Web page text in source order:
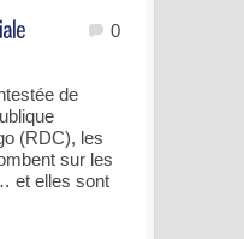
0
de
(RDC), les
sur les
et elles sont